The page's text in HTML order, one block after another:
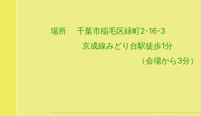
場所 千葉市稲毛区緑町2-16-3
京成線みどり台駅徒歩1分
（会場から3分）